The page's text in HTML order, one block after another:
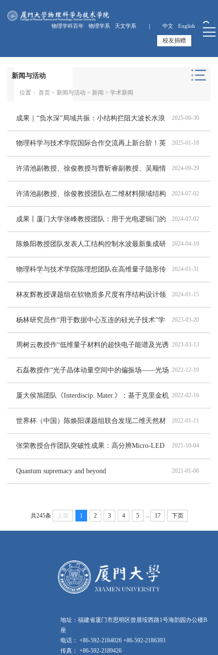
物理学科百年 物理学系 天文学系 ｜ 中文 English
校友捐赠
新闻与活动
位置： 首页> 新闻与活动 > 新闻 > 学术新闻
成果｜“负水深”局域共振：小结构拦阻大波长水浪 2025-06-30
物理科学与技术学院国际合作交流再上新台阶！英
2025-01-18
许清池副教授、徐俊教授与曹昕睿副教授、吴顺情
2024-09-29
许清池副教授、徐俊教授团队在二维材料限域结构
2024-07-02
成果丨厦门大学张峰教授团队：用于光电逻辑门的
2024-07-02
陈焕阳教授团队发表人工结构控制水波最新集成研
2024-04-10
物理科学与技术学院陈理想团队在高维量子隐形传
2024-01-31
林友辉教授课题组在软物质多尺度有序结构设计领
2024-01-15
杨林研究员作“用于数据中心互连的硅光子技术”学
2023-03-20
周树云教授作“低维量子材料的超快电子能谱及光诱 2023-03-13
石磊教授作“光子晶体动量空间中的偏振场——光场 2022-12-19
厦大侯旭团队《Interdiscip. Mater.》：基于克里金机 2022-02-16
世界杯（中国）陈焕阳课题组联合发现二维天然材
2022-01-11
张荣教授合作团队突破性成果：高分辨Micro-LED
2021-10-04
Quantum supremacy and beyond 2021-01-06
共245条 上页 1 2 3 4 5 17 下页
地址：福建省厦门市思明区曾厝垵西路1号海韵园办公楼B
座
电话： +86-592-2184026 +86-592-2186393
传真： +86-592-2189426